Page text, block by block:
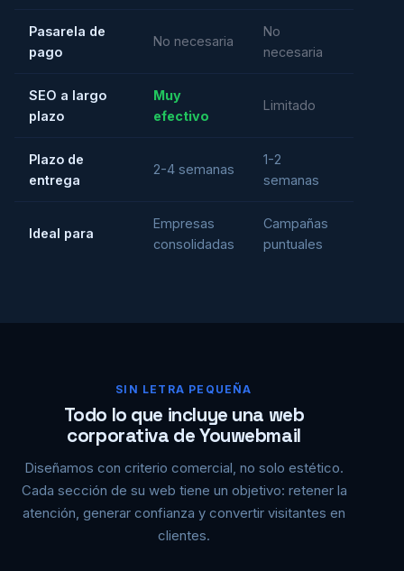
Pasarela de
pago
No necesaria
No
necesaria
SEO a largo
plazo
Muy
efectivo
Limitado
Plazo de
entrega
2-4 semanas
1-2
semanas
Ideal para
Empresas
consolidadas
Campañas
puntuales
SIN LETRA PEQUEÑA
Todo lo que incluye una web
corporativa de Youwebmail
Diseñamos con criterio comercial, no solo estético.
Cada sección de su web tiene un objetivo: retener la
atención, generar confianza y convertir visitantes en
clientes.